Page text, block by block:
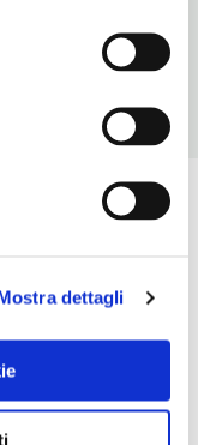
dettagli